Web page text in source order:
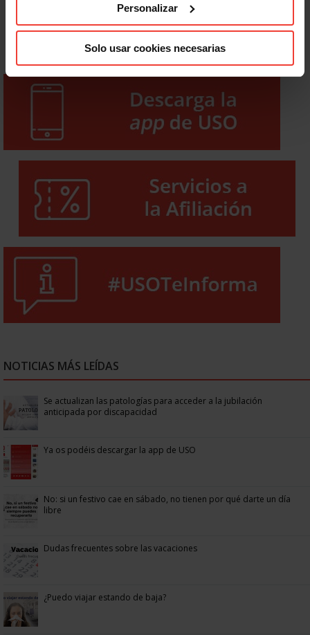
Personalizar
Solo usar cookies necesarias
NOTICIAS MÁS LEÍDAS
Se actualizan las patologías para acceder a la jubilación
anticipada por discapacidad
Ya os podéis descargar la app de USO
No: si un festivo cae en sábado, no tienen por qué darte un día
libre
Dudas frecuentes sobre las vacaciones
¿Puedo viajar estando de baja?